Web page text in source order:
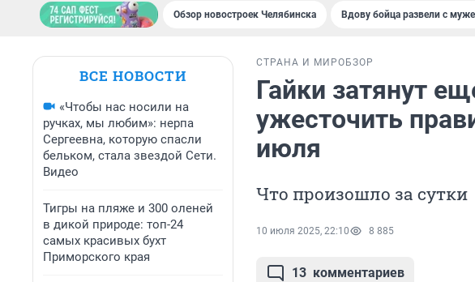
Обзор новостроек Челябинска Вдову бойца развели с
ВСЕ НОВОСТИ
«Чтобы нас носили на
ручках, мы любим»: нерпа
Сергеевна, которую спасли
бельком, стала звездой Сети.
Видео
Тигры на пляже и 300 оленей
в дикой природе: топ-24
самых красивых бухт
Приморского края
СТРАНА И МИРОБЗОР
Гайки затянут
ужесточить
июля
Что произошло за сутки
10 июля 2025, 22:10 8 885
13 комментариев